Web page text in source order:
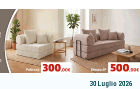
30 Luglio 2026